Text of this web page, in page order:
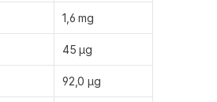
1,6 mg
45 µg
92,0 µg